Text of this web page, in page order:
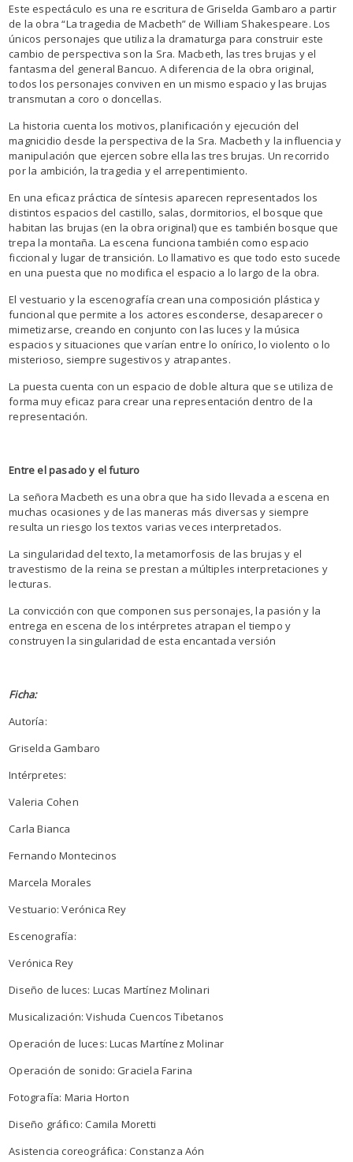
Este espectáculo es una re escritura de Griselda Gambaro a partir
de la obra “La tragedia de Macbeth” de William Shakespeare. Los
únicos personajes que utiliza la dramaturga para construir este
cambio de perspectiva son la Sra. Macbeth, las tres brujas y el
fantasma del general Bancuo. A diferencia de la obra original,
todos los personajes conviven en un mismo espacio y las brujas
transmutan a coro o doncellas.
La historia cuenta los motivos, planificación y ejecución del
magnicidio desde la perspectiva de la Sra. Macbeth y la influencia y
manipulación que ejercen sobre ella las tres brujas. Un recorrido
por la ambición, la tragedia y el arrepentimiento.
En una eficaz práctica de síntesis aparecen representados los
distintos espacios del castillo, salas, dormitorios, el bosque que
habitan las brujas (en la obra original) que es también bosque que
trepa la montaña. La escena funciona también como espacio
ficcional y lugar de transición. Lo llamativo es que todo esto sucede
en una puesta que no modifica el espacio a lo largo de la obra.
El vestuario y la escenografía crean una composición plástica y
funcional que permite a los actores esconderse, desaparecer o
mimetizarse, creando en conjunto con las luces y la música
espacios y situaciones que varían entre lo onírico, lo violento o lo
misterioso, siempre sugestivos y atrapantes.
La puesta cuenta con un espacio de doble altura que se utiliza de
forma muy eficaz para crear una representación dentro de la
representación.
Entre el pasado y el futuro
La señora Macbeth es una obra que ha sido llevada a escena en
muchas ocasiones y de las maneras más diversas y siempre
resulta un riesgo los textos varias veces interpretados.
La singularidad del texto, la metamorfosis de las brujas y el
travestismo de la reina se prestan a múltiples interpretaciones y
lecturas.
La convicción con que componen sus personajes, la pasión y la
entrega en escena de los intérpretes atrapan el tiempo y
construyen la singularidad de esta encantada versión
Ficha:
Autoría:
Griselda Gambaro
Intérpretes:
Valeria Cohen
Carla Bianca
Fernando Montecinos
Marcela Morales
Vestuario: Verónica Rey
Escenografía:
Verónica Rey
Diseño de luces: Lucas Martínez Molinari
Musicalización: Vishuda Cuencos Tibetanos
Operación de luces: Lucas Martínez Molinar
Operación de sonido: Graciela Farina
Fotografía: Maria Horton
Diseño gráfico: Camila Moretti
Asistencia coreográfica: Constanza Aón